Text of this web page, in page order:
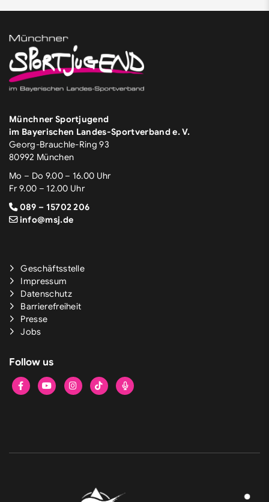
Münchner Sportjugend
im Bayerischen Landes-Sportverband e. V.
Georg-Brauchle-Ring 93
80992 München
Mo – Do 9.00 – 16.00 Uhr
Fr 9.00 – 12.00 Uhr
089 – 15702 206
info@msj.de
Geschäftsstelle
Impressum
Datenschutz
Barrierefreiheit
Presse
Jobs
Follow us